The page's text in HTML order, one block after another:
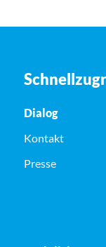
Dialog
Kontakt
Presse